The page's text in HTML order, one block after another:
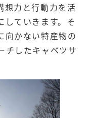
想力と行動力を活
していきます。そ
向かない特産物の
チしたキャベツサ